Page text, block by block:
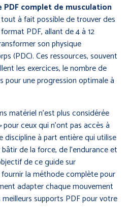
complet de musculation
à fait possible de trouver des
PDF, allant de 4 à 12
son physique
(PDC). Ces ressources, souvent
les exercices, le nombre de
pour une progression optimale à
matériel n’est plus considérée
pour ceux qui n’ont pas accès à
discipline à part entière qui utilise
de la force, de l’endurance et
de ce guide sur
la méthode complète pour
adapter chaque mouvement
supports PDF pour votre